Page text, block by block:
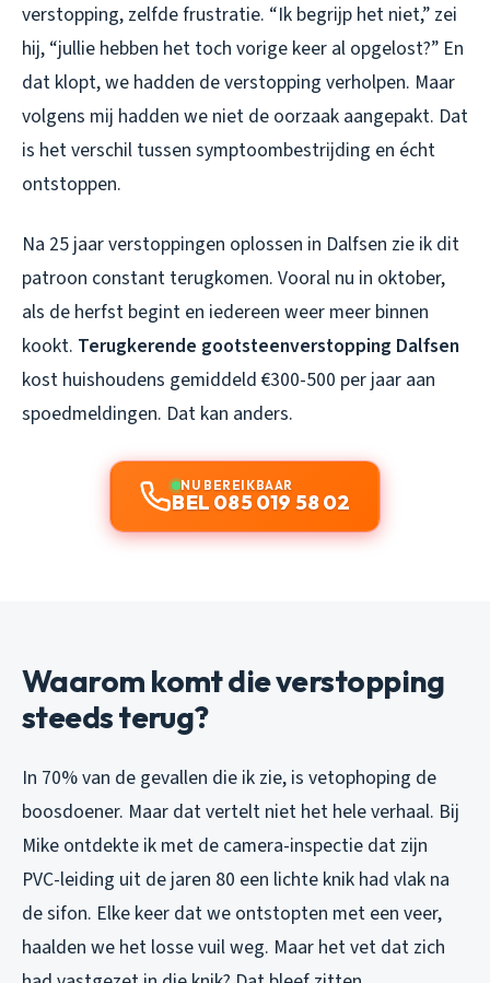
verstopping, zelfde frustratie. “Ik begrijp het niet,” zei
hij, “jullie hebben het toch vorige keer al opgelost?” En
dat klopt, we hadden de verstopping verholpen. Maar
volgens mij hadden we niet de oorzaak aangepakt. Dat
is het verschil tussen symptoombestrijding en écht
ontstoppen.
Na 25 jaar verstoppingen oplossen in Dalfsen zie ik dit
patroon constant terugkomen. Vooral nu in oktober,
als de herfst begint en iedereen weer meer binnen
kookt. Terugkerende gootsteenverstopping Dalfsen
kost huishoudens gemiddeld €300-500 per jaar aan
spoedmeldingen. Dat kan anders.
NU BEREIKBAAR
BEL 085 019 58 02
Waarom komt die verstopping
steeds terug?
In 70% van de gevallen die ik zie, is vetophoping de
boosdoener. Maar dat vertelt niet het hele verhaal. Bij
Mike ontdekte ik met de camera-inspectie dat zijn
PVC-leiding uit de jaren 80 een lichte knik had vlak na
de sifon. Elke keer dat we ontstopten met een veer,
haalden we het losse vuil weg. Maar het vet dat zich